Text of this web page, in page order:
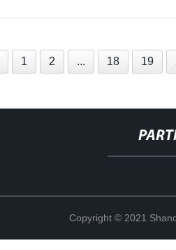
1 2 ... 18 19
Copyright © 2021